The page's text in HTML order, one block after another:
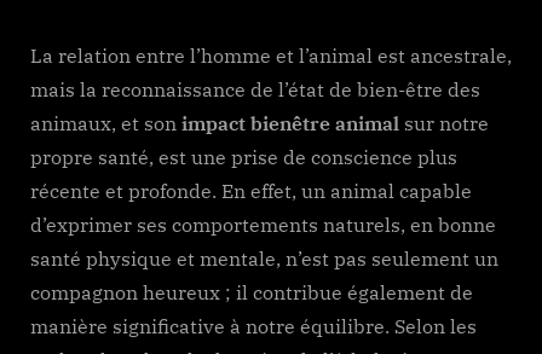
La relation entre l’homme et l’animal est ancestrale,
mais la reconnaissance de l’état de bien-être des
animaux, et son impact bienêtre animal sur notre
propre santé, est une prise de conscience plus
récente et profonde. En effet, un animal capable
d’exprimer ses comportements naturels, en bonne
santé physique et mentale, n’est pas seulement un
compagnon heureux ; il contribue également de
manière significative à notre équilibre. Selon les